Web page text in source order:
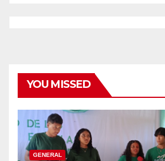
YOU MISSED
GENERAL